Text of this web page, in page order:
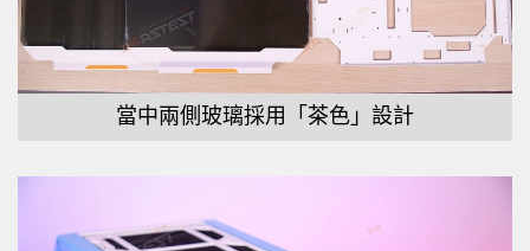
當中兩側玻璃採用「茶色」設計